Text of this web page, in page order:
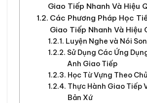
Giao Tiếp Nhanh Và Hiệu
Các Phương Pháp Học
Giao Tiếp Nhanh Và Hiệu
Luyện Nghe và Nói
Sử Dụng Các Ứng
Anh Giao Tiếp
Học Từ Vựng Theo
Thực Hành Giao Tiếp
Bản Xứ